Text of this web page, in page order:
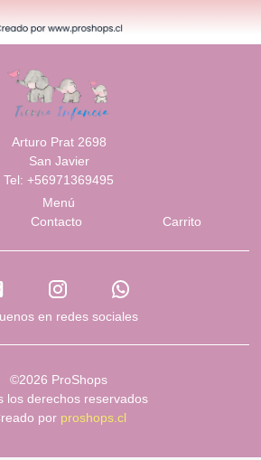
Arturo Prat 2698
San Javier
Tel: +56971369495
Menú
Contacto Carrito
en redes sociales
©2026 ProShops
los derechos reservados
por proshops.cl